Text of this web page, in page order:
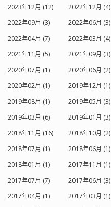
2023年12月 (12)
2022年12月 (4)
2022年09月 (3)
2022年06月 (3)
2022年04月 (7)
2022年03月 (4)
2021年11月 (5)
2021年09月 (3)
2020年07月 (1)
2020年06月 (2)
2020年02月 (1)
2019年12月 (1)
2019年08月 (1)
2019年05月 (3)
2019年03月 (6)
2019年01月 (3)
2018年11月 (16)
2018年10月 (2)
2018年07月 (1)
2018年06月 (1)
2018年01月 (1)
2017年11月 (1)
2017年07月 (7)
2017年06月 (3)
2017年04月 (1)
2017年03月 (1)